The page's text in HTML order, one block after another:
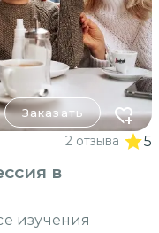
Заказать
2 отзыва 5
в
изучения